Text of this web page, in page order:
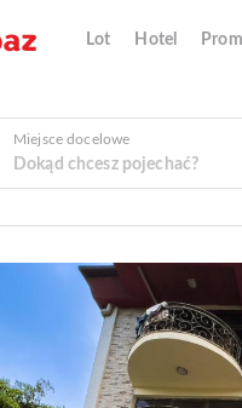
Lot Hotel
Miejsce docelowe